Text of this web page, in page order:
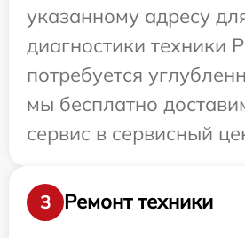
указанному адресу
диагностики техники
потребуется
мы бесплатно
сервис в сервисный
3
Ремонт техники